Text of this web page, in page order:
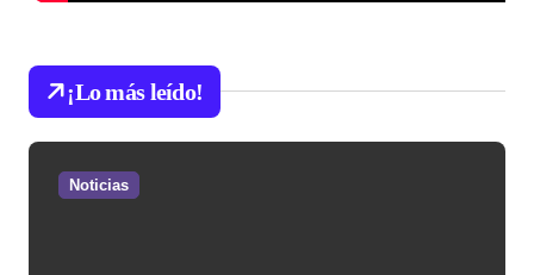
¡Lo más leído!
Noticias